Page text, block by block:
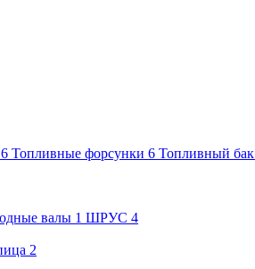
6 Топливные форсунки 6 Топливный бак
валы 1 ШРУС 4
2